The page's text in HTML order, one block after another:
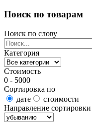
Поиск по товарам
Поиск по слову
Категория
Стоимость
0 - 5000
Сортировка по
дате
стоимости
Направление сортировки